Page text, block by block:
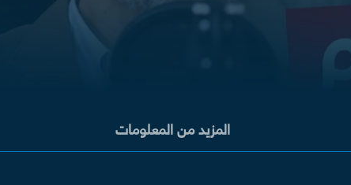
المزيد من المعلومات